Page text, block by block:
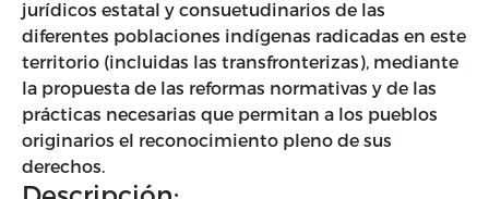
jurídicos estatal y consuetudinarios de las
diferentes poblaciones indígenas radicadas en este
territorio (incluidas las transfronterizas), mediante
la propuesta de las reformas normativas y de las
prácticas necesarias que permitan a los pueblos
originarios el reconocimiento pleno de sus
derechos.